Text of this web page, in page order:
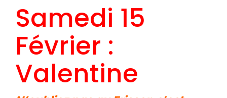
Samedi 15
Février :
Valentine